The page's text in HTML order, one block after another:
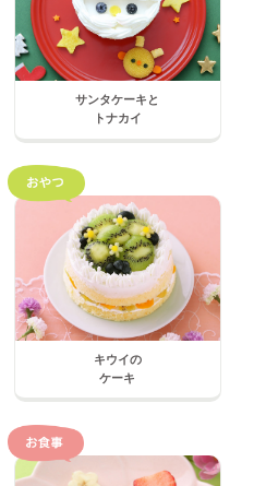
サンタケーキと
トナカイ
キウイの
ケーキ